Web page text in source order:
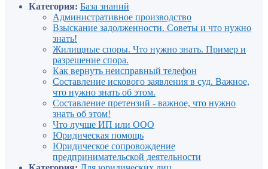
Категория: База знаний
Административное производство
Взыскание задолженности. Советы и что нужно
знать!
Жилищные споры. Что нужно знать. Пример и
разрешение спора.
Как вернуть неисправный телефон
Составление искового заявления в суд. Важное,
что нужно знать об этом.
Составление претензий - важное, что нужно
знать об этом!
Что лучше ИП или ООО
Юридическая помощь
Юридическое сопровождение
предпринимательской деятельности